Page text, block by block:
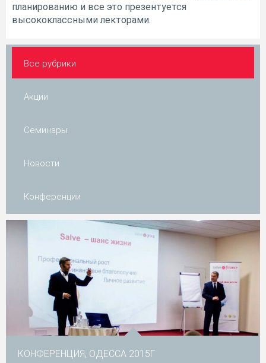
планированию и все это презентуется
высококлассными лекторами.
Все рубрики
Акции
Семинары
Новости
Конференции
КОНФЕРЕНЦИЯ, ОДЕССА 2015Г